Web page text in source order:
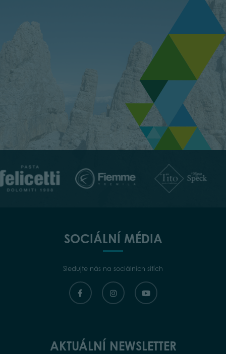
SOCIÁLNÍ MÉDIA
Sledujte nás na sociálních sítích
AKTUÁLNÍ NEWSLETTER